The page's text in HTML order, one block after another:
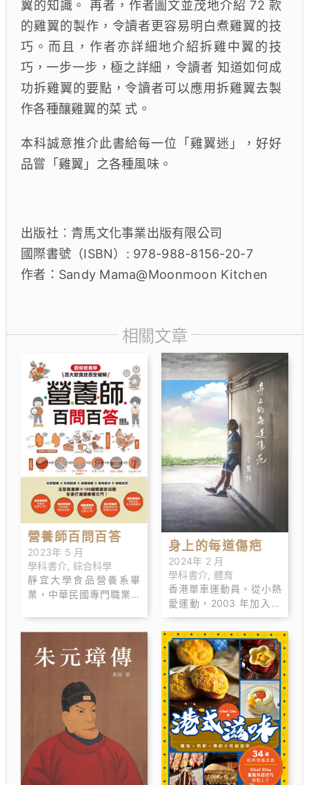
翼的知識。 再者，作者圖文並茂地介紹 72 款
的雞翼的製作，令讀者更容易明白煮雞翼的技
巧。而且，作者亦詳細地介紹拆雞中翼的技
巧，一步一步，極之詳細，令讀者 知道如何成
功拆雞翼的要點，令讀者可以應用拆雞翼去製
作各種釀雞翼的菜 式。
本科誠意推介此書給每一位「雞翼迷」，好好
品嘗「雞翼」之各種風味。
出版社︰青馬文化事業出版有限公司
國際書號（ISBN）: 978-988-8156-20-7
作者：Sandy Mama@Moonmoon Kitchen
相關文章
營養師百問百答
2023年 5 月
學科書介, 綜合科學
靜宜大學食品營養系畢
業，中華民國專門職業及
康學習中心營養師，擁有
二十多年營養保健工作經
驗，專精飲食營 養、保健
營養、疾病營養、減重營
養等領域。
身上的每道傷疤
2024年 2 月
學科書介, 體育
香港單車運動員。從小熱
愛運動，2003 年加入香
港單車青年訓練隊，翌 年
轉為全職運動員。2010
年打破 500 米計時賽亞
洲紀錄，2012 年倫敦奥
運 奪得凱林賽銅牌，
2020 年東京奥運奪得爭
先賽銅牌，至今獲得三件
「彩虹 戰衣」，有「牛下
女車神」之稱。